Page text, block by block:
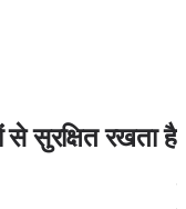
सुरक्षित रखता है